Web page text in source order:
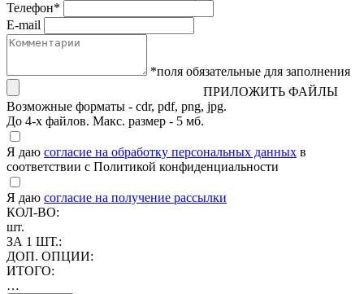
Телефон*
E-mail
*поля обязательные для заполнения
ПРИЛОЖИТЬ ФАЙЛЫ
Возможные форматы - cdr, pdf, png, jpg.
До 4-х файлов. Макс. размер - 5 мб.
Я даю согласие на обработку персональных данных в
соответствии с Политикой конфиденциальности
Я даю согласие на получение рассылки
КОЛ-ВО:
шт.
ЗА 1 ШТ.:
ДОП. ОПЦИИ:
ИТОГО:
…